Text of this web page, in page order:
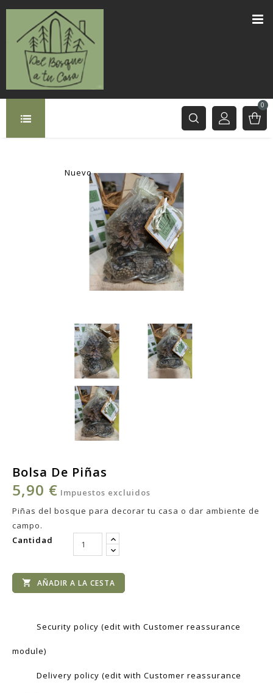
0
Nuevo
Bolsa De Piñas
5,90 € Impuestos excluidos
Piñas del bosque para decorar tu casa o dar ambiente de
campo.
Cantidad
 AÑADIR A LA CESTA
Security policy (edit with Customer reassurance
module)
Delivery policy (edit with Customer reassurance